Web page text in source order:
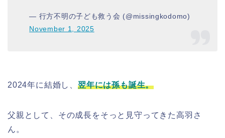
— 行方不明の子ども救う会 (@missingkodomo)
November 1, 2025
2024年に結婚し、 翌年には孫も誕生。
父親として、その成長をそっと見守ってきた高羽さ
ん。